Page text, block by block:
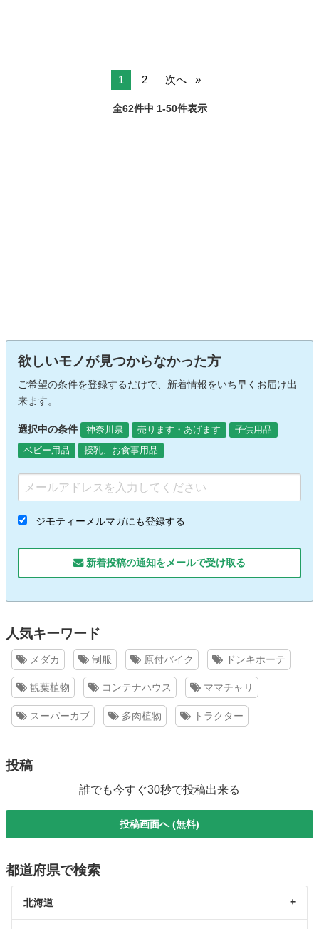
1 2 次へ
全62件中 1-50件表示
欲しいモノが見つからなかった方
ご希望の条件を登録するだけで、新着情報をいち早くお届け出
来ます。
選択中の条件 神奈川県 売ります・あげます
子供用品
ベビー用品
授乳、お食事用品
ジモティーメルマガにも登録する
新着投稿の通知をメールで受け取る
人気キーワード
メダカ 制服 原付バイク ドンキホーテ
観葉植物 コンテナハウス ママチャリ
スーパーカブ 多肉植物 トラクター
投稿
誰でも今すぐ30秒で投稿出来る
投稿画面へ (無料)
都道府県で検索
北海道